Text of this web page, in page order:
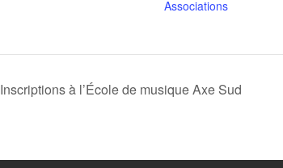
Associations
Inscriptions à l’École de musique Axe Sud